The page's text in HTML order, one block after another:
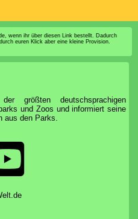
wenn ihr über diesen Link bestellt. Dadurch
euren Klick aber eine kleine Provision.
größten deutschsprachigen
und Zoos und informiert seine
aus den Parks.